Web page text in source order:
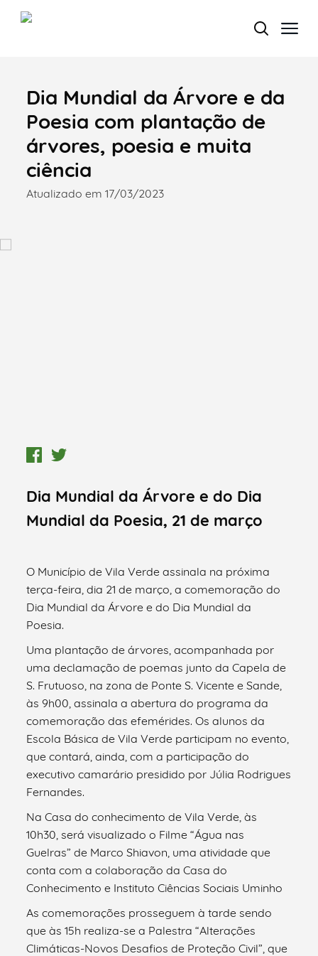
Termo de Pesquisa
Categorias gerais
Dia Mundial da Árvore e da
Poesia com plantação de
árvores, poesia e muita
ciência
Atualizado em 17/03/2023
Dia Mundial da Árvore e do Dia
Mundial da Poesia, 21 de março
O Município de Vila Verde assinala na próxima
terça-feira, dia 21 de março, a comemoração do
Dia Mundial da Árvore e do Dia Mundial da
Poesia.
Uma plantação de árvores, acompanhada por
uma declamação de poemas junto da Capela de
S. Frutuoso, na zona de Ponte S. Vicente e Sande,
às 9h00, assinala a abertura do programa da
comemoração das efemérides. Os alunos da
Escola Básica de Vila Verde participam no evento,
que contará, ainda, com a participação do
executivo camarário presidido por Júlia Rodrigues
Fernandes.
Na Casa do conhecimento de Vila Verde, às
10h30, será visualizado o Filme “Água nas
Guelras” de Marco Shiavon, uma atividade que
conta com a colaboração da Casa do
Conhecimento e Instituto Ciências Sociais Uminho
As comemorações prosseguem à tarde sendo
que às 15h realiza-se a Palestra “Alterações
Climáticas-Novos Desafios de Proteção Civil”, que